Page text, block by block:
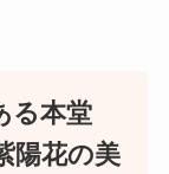
る本堂
陽花の美